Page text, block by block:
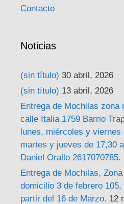
Contacto
Noticias
(sin título) 30 abril, 2026
(sin título) 13 abril, 2026
Entrega de Mochilas zona
calle Italia 1759 Barrio
lunes, miércoles y viernes
martes y jueves de 17,30
Daniel Orallo 2617070785.
Entrega de Mochilas,
domicilio 3 de febrero
partir del 16 de Marzo. 12